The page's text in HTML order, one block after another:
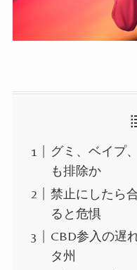
グミ、ベイプ
も排除か
禁止にしたら
ると危惧
CBD参入の遅
タ州